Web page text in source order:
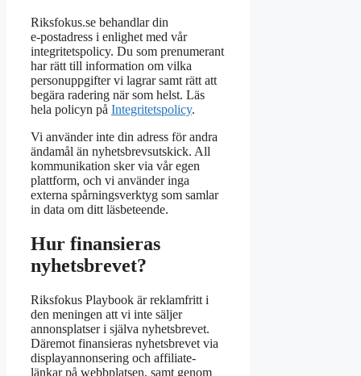
Riksfokus.se behandlar din
e‑postadress i enlighet med vår
integritetspolicy. Du som prenumerant
har rätt till information om vilka
personuppgifter vi lagrar samt rätt att
begära radering när som helst. Läs
hela policyn på Integritetspolicy.
Vi använder inte din adress för andra
ändamål än nyhetsbrevsutskick. All
kommunikation sker via vår egen
plattform, och vi använder inga
externa spårningsverktyg som samlar
in data om ditt läsbeteende.
Hur finansieras
nyhetsbrevet?
Riksfokus Playbook är reklamfritt i
den meningen att vi inte säljer
annonsplatser i själva nyhetsbrevet.
Däremot finansieras nyhetsbrevet via
displayannonsering och affiliate-
länkar på webbplatsen, samt genom